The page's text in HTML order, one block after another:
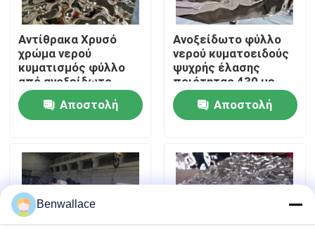
περιοδεία στο εργοστάσιο
Έλεγχος ποιότητας
Επικοινωνήστε μαζί μας
Υποθέσεις
Αντίθρακα Χρυσό
χρώμα νερού
κυματισμός φύλλο
από ανοξείδωτο
χάλυβα AISI304
AISI316L για
διακόσμηση οροφών
Αποστολή
Ανοξείδωτο φύλλο
νερού κυματοειδούς
ψυχρής έλασης
ποιότητας 430 με
γυαλιστερό
καθρέφτη και χρώμα
PVD
Αποστολή
Benwallace